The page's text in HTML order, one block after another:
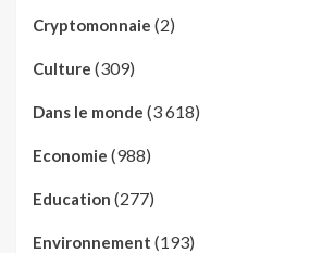
Cryptomonnaie (2)
Culture (309)
Dans le monde (3 618)
Economie (988)
Education (277)
Environnement (193)